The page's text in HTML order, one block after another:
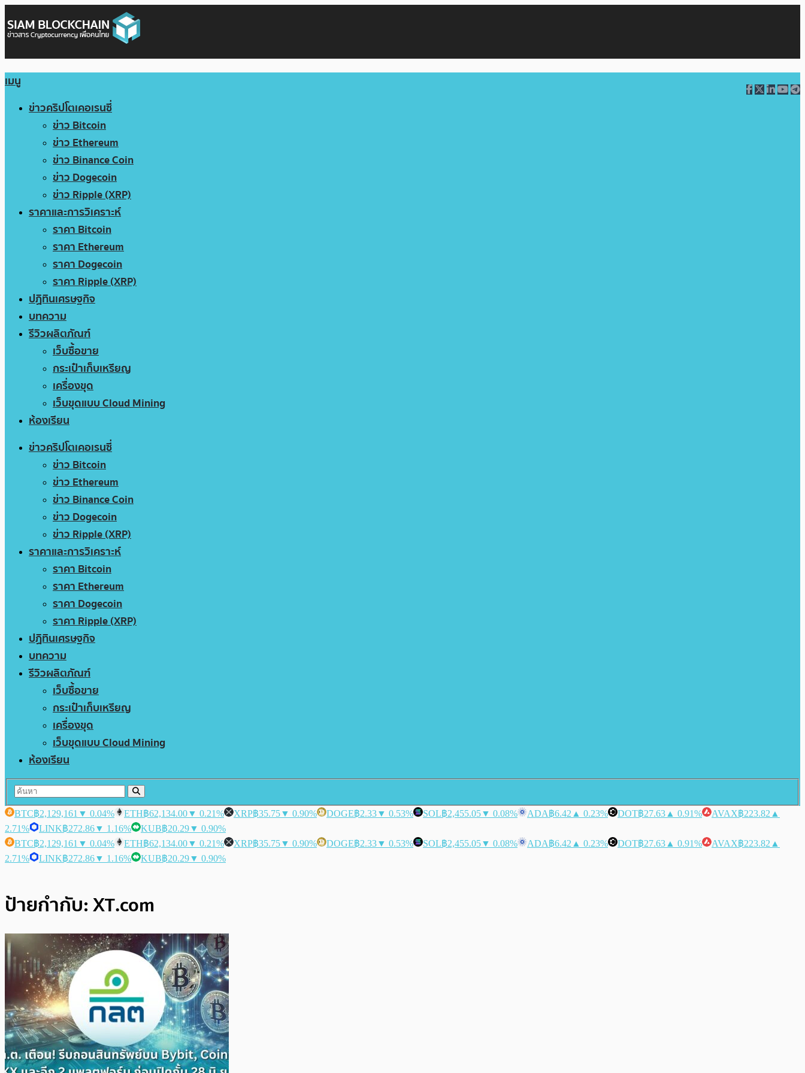
เมนู
ข่าวคริปโตเคอเรนซี่
ข่าว Bitcoin
ข่าว Ethereum
ข่าว Binance Coin
ข่าว Dogecoin
ข่าว Ripple (XRP)
ราคาและการวิเคราะห์
ราคา Bitcoin
ราคา Ethereum
ราคา Dogecoin
ราคา Ripple (XRP)
ปฏิทินเศรษฐกิจ
บทความ
รีวิวผลิตภัณฑ์
เว็บซื้อขาย
กระเป๋าเก็บเหรียญ
เครื่องขุด
เว็บขุดแบบ Cloud Mining
ห้องเรียน
ข่าวคริปโตเคอเรนซี่
ข่าว Bitcoin
ข่าว Ethereum
ข่าว Binance Coin
ข่าว Dogecoin
ข่าว Ripple (XRP)
ราคาและการวิเคราะห์
ราคา Bitcoin
ราคา Ethereum
ราคา Dogecoin
ราคา Ripple (XRP)
ปฏิทินเศรษฐกิจ
บทความ
รีวิวผลิตภัณฑ์
เว็บซื้อขาย
กระเป๋าเก็บเหรียญ
เครื่องขุด
เว็บขุดแบบ Cloud Mining
ห้องเรียน
BTC฿2,129,161 ▼ 0.04% ETH฿62,134.00▼ 0.21% XRP฿35.75▼ 0.90% DOGE฿2.33▼ 0.53% SOL฿2,455.05▼ 0.08% ADA฿6.42 ▲ 0.23% DOT฿27.63 ▲ 0.91% AVAX฿223.82 ▲
2.71%
LINK฿272.86▼ 1.16% KUB฿20.29▼ 0.90%
BTC฿2,129,161 ▼ 0.04% ETH฿62,134.00▼ 0.21% XRP฿35.75▼ 0.90% DOGE฿2.33▼ 0.53% SOL฿2,455.05▼ 0.08% ADA฿6.42 ▲ 0.23% DOT฿27.63 ▲ 0.91% AVAX฿223.82 ▲
2.71%
LINK฿272.86▼ 1.16% KUB฿20.29▼ 0.90%
ป้ายกำกับ:XT.com